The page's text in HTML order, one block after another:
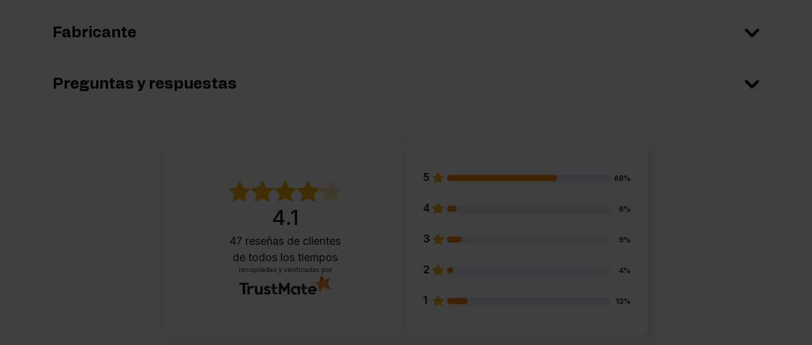
Fabricante
Preguntas y respuestas
4.1
47 reseñas de clientes
de todos los tiempos
recopiladas y verificadas por
5 68%
4 6%
3 9%
2 4%
1 13%